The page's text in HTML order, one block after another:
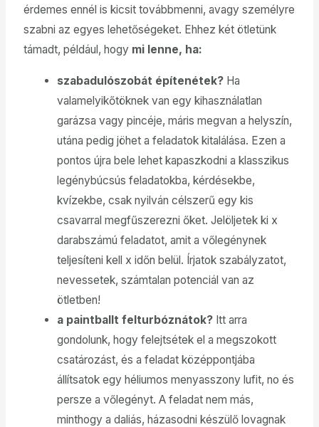
érdemes ennél is kicsit továbbmenni, avagy személyre
szabni az egyes lehetőségeket. Ehhez két ötletünk
támadt, például, hogy mi lenne, ha:
szabadulószobát építenétek?Ha
valamelyikőtöknek van egy kihasználatlan
garázsa vagy pincéje, máris megvan a helyszín,
utána pedig jöhet a feladatok kitalálása. Ezen a
pontos újra bele lehet kapaszkodni a klasszikus
legénybúcsús feladatokba, kérdésekbe,
kvízekbe, csak nyilván célszerű egy kis
csavarral megfűszerezni őket. Jelöljetek ki x
darabszámú feladatot, amit a vőlegénynek
teljesíteni kell x időn belül. Írjatok szabályzatot,
nevessetek, számtalan potenciál van az
ötletben!
a paintballt felturbóznátok?Itt arra
gondolunk, hogy felejtsétek el a megszokott
csatározást, és a feladat középpontjába
állítsatok egy héliumos menyasszony lufit, no és
persze a vőlegényt. A feladat nem más,
minthogy a daliás, házasodni készülő lovagnak